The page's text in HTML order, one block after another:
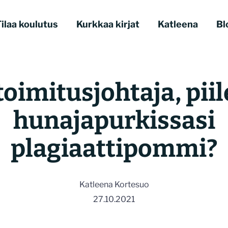
koulutus Kurkkaa kirjat Katleena
hunajapurkissasi
plagiaattipommi?
Katleena Kortesuo
27.10.2021